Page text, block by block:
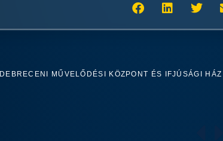
DEBRECENI MŰVELŐDÉSI KÖZPONT ÉS IFJÚSÁGI HÁZ